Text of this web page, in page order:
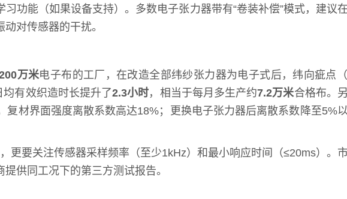
功能（如果设备支持）。多数电子张力器带有“卷装补偿”模式，建议
对传感器的干扰。
万米电子布的工厂，在改造全部纬纱张力器为电子式后，纬向疵点
有效织造时长提升了2.3小时，相当于每月多生产约7.2万米合格布。
材界面强度离散系数高达18%；更换电子张力器后离散系数降至5%
要关注传感器采样频率（至少1kHz）和最小响应时间（≤20ms）。
供同工况下的第三方测试报告。